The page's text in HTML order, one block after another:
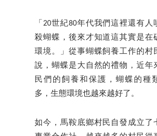
「20世紀80年代我們這裡還有人
殺蝴蝶，後來才知道這其實是在
環境。」從事蝴蝶飼養工作的村
說，蝴蝶是大自然的禮物，近年
民們的飼養和保護，蝴蝶的種
多，生態環境也越來越好了。
如今，馬鞍底鄉村民自發成立了